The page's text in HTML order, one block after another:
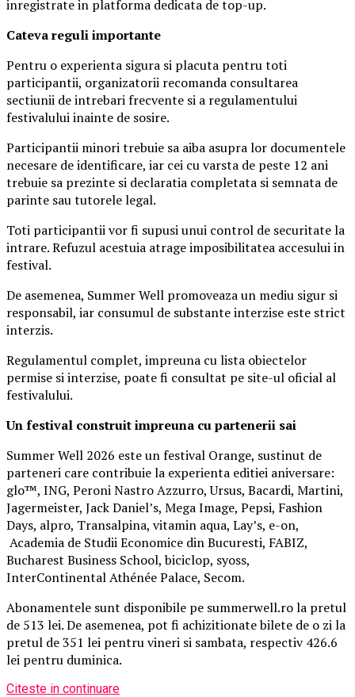
inregistrate in platforma dedicata de top-up.
Cateva reguli importante
Pentru o experienta sigura si placuta pentru toti
participantii, organizatorii recomanda consultarea
sectiunii de intrebari frecvente si a regulamentului
festivalului inainte de sosire.
Participantii minori trebuie sa aiba asupra lor documentele
necesare de identificare, iar cei cu varsta de peste 12 ani
trebuie sa prezinte si declaratia completata si semnata de
parinte sau tutorele legal.
Toti participantii vor fi supusi unui control de securitate la
intrare. Refuzul acestuia atrage imposibilitatea accesului in
festival.
De asemenea, Summer Well promoveaza un mediu sigur si
responsabil, iar consumul de substante interzise este strict
interzis.
Regulamentul complet, impreuna cu lista obiectelor
permise si interzise, poate fi consultat pe site-ul oficial al
festivalului.
Un festival construitimpreuna cu partenerii sai
Summer Well 2026 este un festival Orange, sustinut de
parteneri care contribuie la experienta editiei aniversare:
glo™, ING, Peroni Nastro Azzurro, Ursus, Bacardi, Martini,
Jagermeister, Jack Daniel’s, Mega Image, Pepsi, Fashion
Days, alpro, Transalpina, vitamin aqua, Lay’s, e-on,
Academia de Studii Economice din Bucuresti, FABIZ,
Bucharest Business School, biciclop, syoss,
InterContinental Athénée Palace, Secom.
Abonamentele sunt disponibile pe summerwell.ro la pretul
de 513 lei. De asemenea, pot fi achizitionate bilete de o zi la
pretul de 351 lei pentru vineri si sambata, respectiv 426.6
lei pentru duminica.
Citeste in continuare